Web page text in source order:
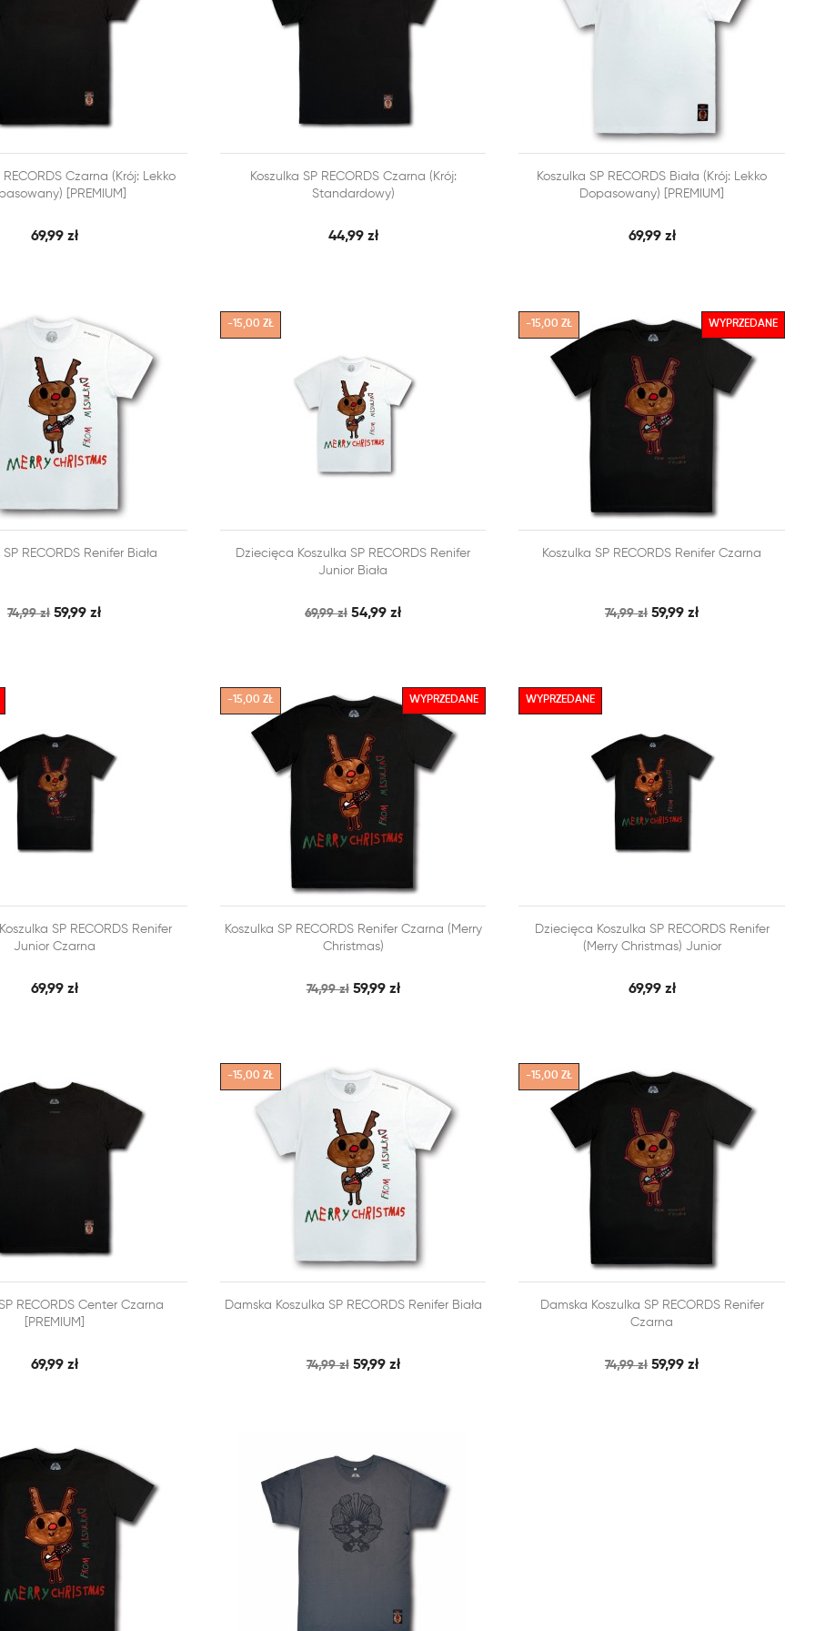
KOSZYKA SZYBKI PODGLĄD
RECORDS Czarna (Krój: Lekko
[PREMIUM]
69,99 zł
DODAJ DO KOSZYKA SZYBKI PODGLĄD
Koszulka SP RECORDS Czarna (Krój:
Standardowy)
44,99 zł
DODAJ DO KOSZYKA SZYBKI PODGLĄD
Koszulka SP RECORDS Biała (Krój: Lekko
Dopasowany) [PREMIUM]
69,99 zł
KOSZYKA SZYBKI PODGLĄD
SP RECORDS Renifer Biała
74,99 zł 59,99 zł
DODAJ DO KOSZYKA SZYBKI PODGLĄD
Dziecięca Koszulka SP RECORDS Renifer
Junior Biała
69,99 zł 54,99 zł
-15,00 ZŁ
DODAJ DO KOSZYKA SZYBKI PODGLĄD
Koszulka SP RECORDS Renifer Czarna
74,99 zł 59,99 zł
-15,00 ZŁ WYPRZEDANE
KOSZYKA SZYBKI PODGLĄD
SP RECORDS Renifer
Junior Czarna
69,99 zł
DODAJ DO KOSZYKA SZYBKI PODGLĄD
Koszulka SP RECORDS Renifer Czarna (Merry
Christmas)
74,99 zł 59,99 zł
-15,00 ZŁ WYPRZEDANE
DODAJ DO KOSZYKA SZYBKI PODGLĄD
Dziecięca Koszulka SP RECORDS Renifer
(Merry Christmas) Junior
69,99 zł
WYPRZEDANE
KOSZYKA SZYBKI PODGLĄD
RECORDS Center Czarna
[PREMIUM]
69,99 zł
DODAJ DO KOSZYKA SZYBKI PODGLĄD
Damska Koszulka SP RECORDS Renifer Biała
74,99 zł 59,99 zł
-15,00 ZŁ
DODAJ DO KOSZYKA SZYBKI PODGLĄD
Damska Koszulka SP RECORDS Renifer
Czarna
74,99 zł 59,99 zł
-15,00 ZŁ